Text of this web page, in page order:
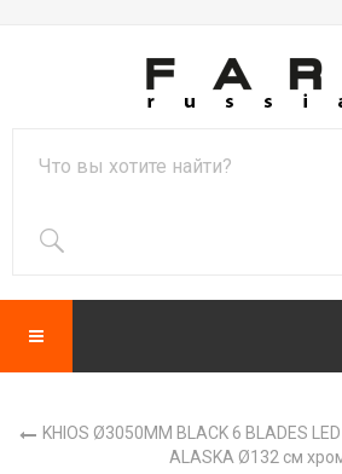
KHIOS Ø3050MM BLACK 6 BLADES
ALASKA Ø132 см